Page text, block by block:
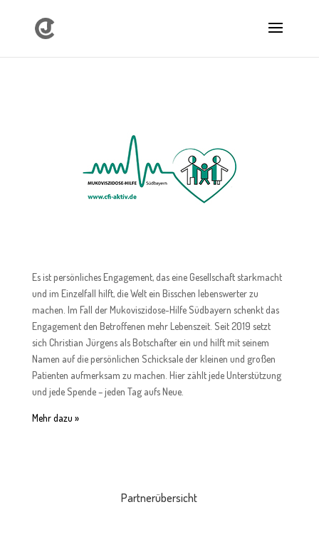
Es ist persönliches Engagement, das eine Gesellschaft starkmacht
und im Einzelfall hilft, dieWeltein Bisschen lebenswerter zu
machen. Im Fall der Mukoviszidose-Hilfe Südbayern schenktdas
Engagement den Betroffenen mehr Lebenszeit. Seit 2019 setzt
sich Christian Jürgens als Botschafterein und hilft mit seinem
Namen auf die persönlichen Schicksale der kleinen und großen
Patienten aufmerksam zu machen. Hierzählt jede Unterstützung
und jede Spende– jeden Tag aufs Neue.
Mehr dazu »
Partnerübersicht